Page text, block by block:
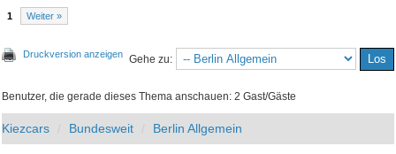
1 Weiter »
Druckversion anzeigen Gehe zu:
Benutzer, die gerade dieses Thema anschauen: 2 Gast/Gäste
Kiezcars Bundesweit Berlin Allgemein